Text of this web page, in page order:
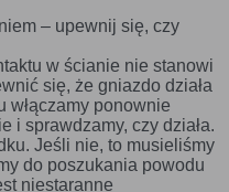
w prywatność
Opis
działania witryny
działania
jednak ich działanie
ze śledzeniem
– upewnij się, czy
w ścianie nie stanowi
się, że gniazdo działa
włączamy ponownie
i sprawdzamy, czy działa.
Jeśli nie, to musieliśmy
do poszukania powodu
niestaranne